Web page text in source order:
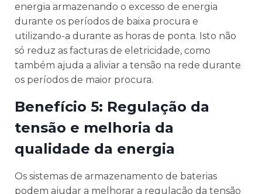
energia armazenando o excesso de energia
durante os períodos de baixa procura e
utilizando-a durante as horas de ponta. Isto não
só reduz as facturas de eletricidade, como
também ajuda a aliviar a tensão na rede durante
os períodos de maior procura.
Benefício 5: Regulação da
tensão e melhoria da
qualidade da energia
Os sistemas de armazenamento de baterias
podem ajudar a melhorar a regulação da tensão